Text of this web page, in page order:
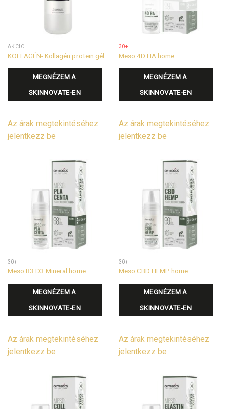
AKCIÓ
KOLLAGÉN- Kollagén protein gél
MEGNÉZEM A
SKINNOVATE-EN
Az árak megtekintéséhez
jelentkezz be
30+
Meso 4D HA home
MEGNÉZEM A
SKINNOVATE-EN
Az árak megtekintéséhez
jelentkezz be
30+
Meso B3 D3 Mineral home
MEGNÉZEM A
SKINNOVATE-EN
Az árak megtekintéséhez
jelentkezz be
30+
Meso CBD HEMP home
MEGNÉZEM A
SKINNOVATE-EN
Az árak megtekintéséhez
jelentkezz be